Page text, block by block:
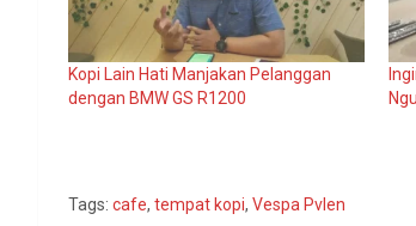
Kopi Lain Hati Manjakan Pelanggan
dengan BMW GS R1200
Tags: cafe, tempat kopi, Vespa Pvlen